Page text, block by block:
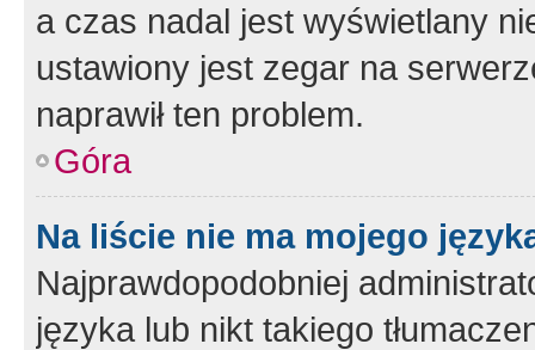
a czas nadal jest wyświetlany
ustawiony jest zegar na
naprawił ten problem.
Góra
Na liście nie ma mojego
Najprawdopodobniej
języka lub nikt takiego